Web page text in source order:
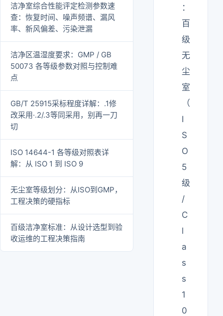
洁净室综合性能评定检测参数速
查：恢复时间、噪声频谱、漏风
率、新风偏差、污染泄漏
洁净区温湿度要求：GMP / GB
50073 各等级参数对照与控制难
点
GB/T 25915采标程度详解：.1修
改采用·.2/.3等同采用，别再一刀
切
ISO 14644-1 各等级对照表详
解：从 ISO 1 到 ISO 9
无尘室等级划分：从ISO到GMP，
工程决策的硬指标
百级洁净室标准：从设计选型到验
收运维的工程决策指南
：
百
级
无
尘
室
（
I
S
O
5
级
/
C
l
a
s
s
1
0